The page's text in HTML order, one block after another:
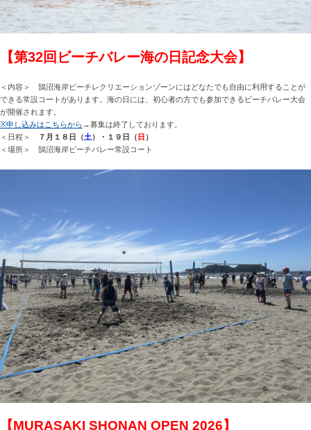
【第32回ビーチバレー海の日記念大会】
＜内容＞ 鵠沼海岸ビーチレクリエーションゾーンにはどなたでも自由に利用することが
できる常設コートがあります。海の日には、初心者の方でも参加できるビーチバレー大会
が開催されます。
※申し込みはこちらから →募集は終了しております。
＜日程＞
７月１８日（土 ）・１９日（ 日 ）
＜場所＞ 鵠沼海岸ビーチバレー常設コート
【MURASAKI SHONAN OPEN 2026】